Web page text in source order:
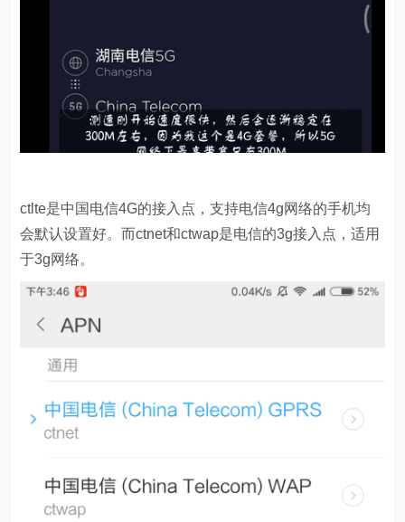
ctlte是中国电信4G的接入点，支持电信4g网络的手机均
会默认设置好。而ctnet和ctwap是电信的3g接入点，适用
于3g网络。